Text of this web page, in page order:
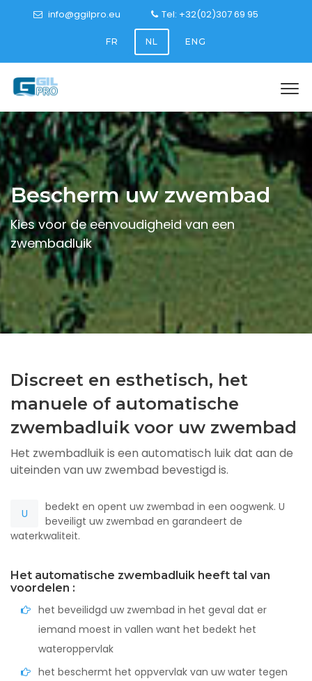
info@ggilpro.eu Tel: +32(02)307 69 95
FR NL ENG
Bescherm uw zwembad
Kies voor de eenvoudigheid van een
zwembadluik
Discreet en esthetisch, het
manuele of automatische
zwembadluik voor uw zwembad
Het zwembadluik is een automatisch luik dat aan de
uiteinden van uw zwembad bevestigd is.
U
bedekt en opent uw zwembad in een oogwenk. U
beveiligt uw zwembad en garandeert de
waterkwaliteit.
Het automatische zwembadluik heeft tal van
voordelen :
het beveilidgd uw zwembad in het geval dat er
iemand moest in vallen want het bedekt het
wateroppervlak
het beschermt het oppvervlak van uw water tegen